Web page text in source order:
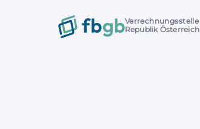
Verrechnungsstelle
Republik Österreich